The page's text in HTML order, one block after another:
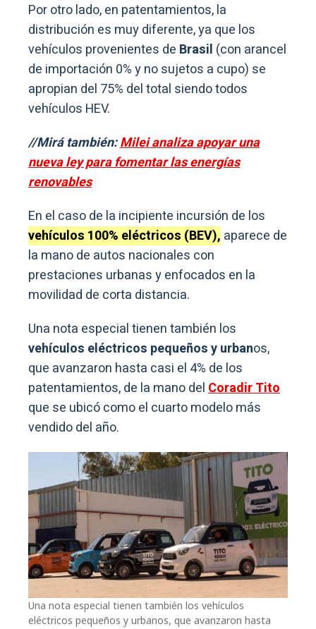
Por otro lado, en patentamientos, la
distribución es muy diferente, ya que los
vehículos provenientes de Brasil (con arancel
de importación 0% y no sujetos a cupo) se
apropian del 75% del total siendo todos
vehículos HEV.
//Mirá también:Milei analiza apoyar una
nueva ley para fomentar las energías
renovables
En el caso de la incipiente incursión de los
vehículos 100% eléctricos (BEV), aparece de
la mano de autos nacionales con
prestaciones urbanas y enfocados en la
movilidad de corta distancia.
Una nota especial tienen también los
vehículos eléctricos pequeños y urbanos,
que avanzaron hasta casi el 4% de los
patentamientos, de la mano delCoradir Tito
que se ubicó como el cuarto modelo más
vendido del año.
Una nota especial tienen también los vehículos
eléctricos pequeños y urbanos, que avanzaron hasta